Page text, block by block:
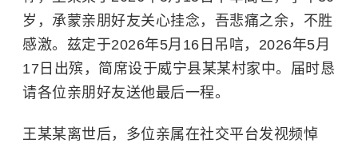
岁，承蒙亲朋好友关心挂念，吾悲痛之余，不胜
感激。兹定于2026年5月16日吊唁，2026年5月
17日出殡，简席设于威宁县某某村家中。届时恳
请各位亲朋好友送他最后一程。
王某某离世后，多位亲属在社交平台发视频悼